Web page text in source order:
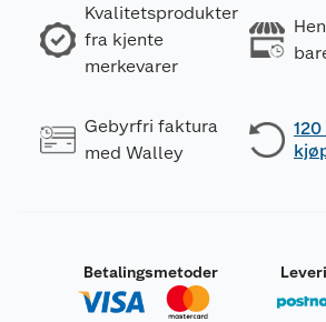
Kvalitetsprodukter
fra kjente
merkevarer
Gebyrfri faktura
med Walley
Betalingsmetoder